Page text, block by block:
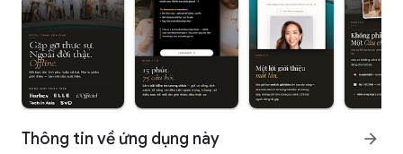
Thông tin về ứng dụng này arrow_forward